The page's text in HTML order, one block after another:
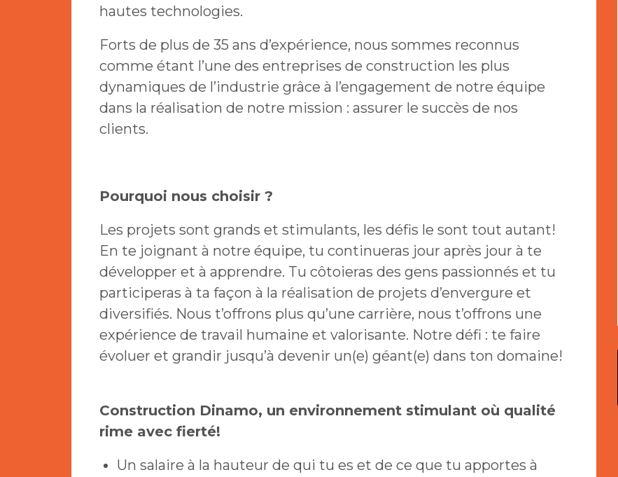
hautes technologies.
Forts de plus de 35 ans d’expérience, nous sommes reconnus
comme étant l’une des entreprises de construction les plus
dynamiques de l’industrie grâce à l’engagement de notre équipe
dans la réalisation de notre mission : assurer le succès de nos
clients.
Pourquoi nous choisir ?
Les projets sont grands et stimulants, les défis le sont tout autant!
En te joignant à notre équipe, tu continueras jour après jour à te
développer et à apprendre. Tu côtoieras des gens passionnés et tu
participeras à ta façon à la réalisation de projets d’envergure et
diversifiés. Nous t’offrons plus qu’une carrière, nous t’offrons une
expérience de travail humaine et valorisante. Notre défi : te faire
évoluer et grandir jusqu’à devenir un(e) géant(e) dans ton domaine!
Construction Dinamo, un environnement stimulant où qualité
rime avec fierté!
Un salaire à la hauteur de qui tu es et de ce que tu apportes à